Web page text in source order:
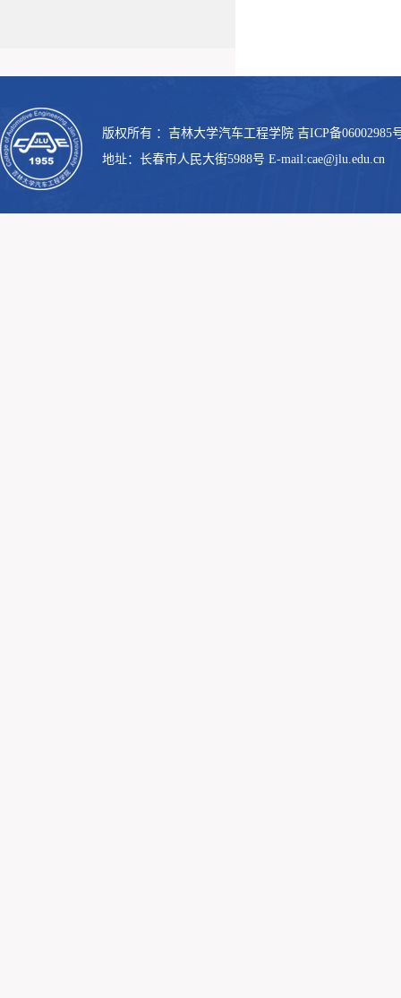
版权所有 ：吉林大学汽车工程学院 吉ICP备06002985
地址：长春市人民大街5988号 E-mail:cae@jlu.edu.cn